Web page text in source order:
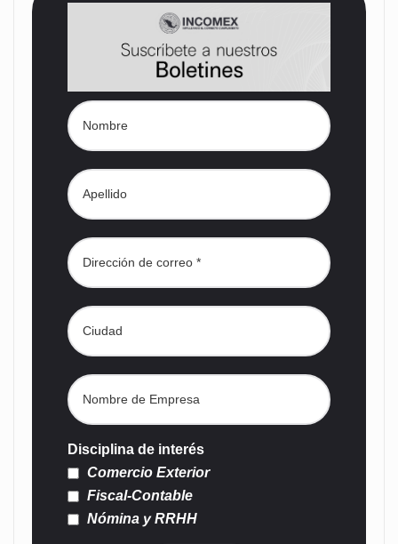
Disciplina de interés
Comercio Exterior
Fiscal-Contable
Nómina y RRHH